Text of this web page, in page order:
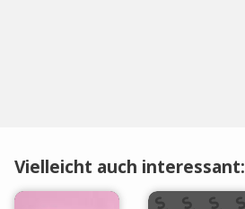
Vielleicht auch interessant: